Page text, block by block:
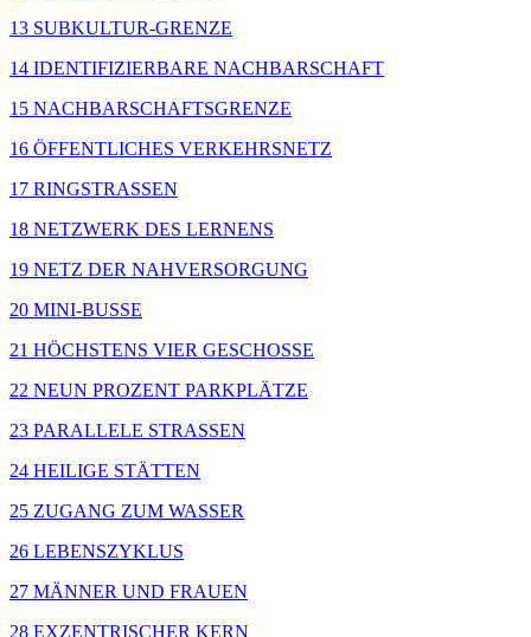
13 SUBKULTUR-GRENZE
14 IDENTIFIZIERBARE NACHBARSCHAFT
15 NACHBARSCHAFTSGRENZE
16 ÖFFENTLICHES VERKEHRSNETZ
17 RINGSTRASSEN
18 NETZWERK DES LERNENS
19 NETZ DER NAHVERSORGUNG
20 MINI-BUSSE
21 HÖCHSTENS VIER GESCHOSSE
22 NEUN PROZENT PARKPLÄTZE
23 PARALLELE STRASSEN
24 HEILIGE STÄTTEN
25 ZUGANG ZUM WASSER
26 LEBENSZYKLUS
27 MÄNNER UND FRAUEN
28 EXZENTRISCHER KERN